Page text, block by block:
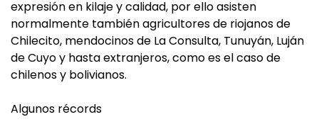
expresión en kilaje y calidad, por ello asisten
normalmente también agricultores de riojanos de
Chilecito, mendocinos de La Consulta, Tunuyán, Luján
de Cuyo y hasta extranjeros, como es el caso de
chilenos y bolivianos.
Algunos récords